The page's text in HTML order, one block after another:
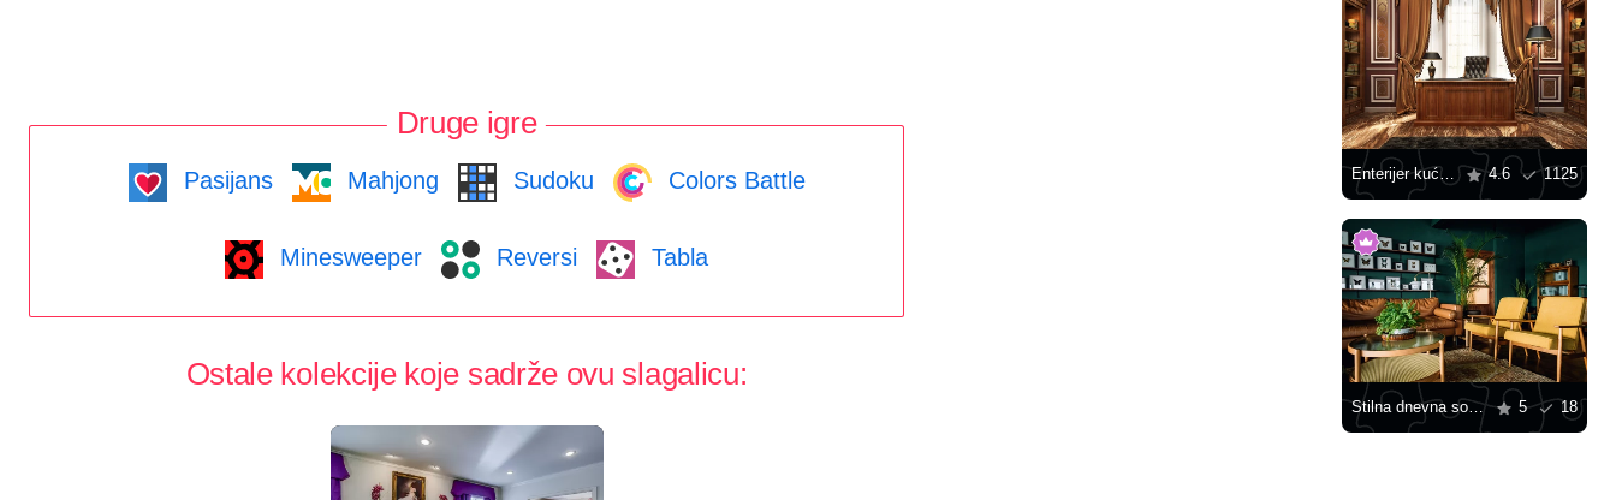
Druge igre
Pasijans Mahjong Sudoku Colors Battle
Minesweeper Reversi Tabla
Ostale kolekcije koje sadrže ovu slagalicu:
Enterijer kućne kancelarije 4.6 1125
Stilna dnevna soba sa smešnom nameštajem 5 18